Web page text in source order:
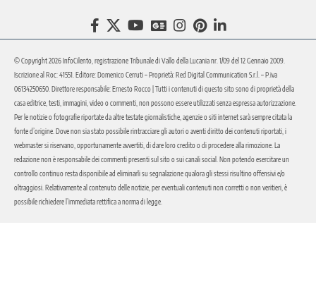
© Copyright 2026 InfoCilento, registrazione Tribunale di Vallo della Lucania nr. 1/09 del 12 Gennaio 2009.
Iscrizione al Roc: 41551. Editore: Domenico Cerruti – Proprietà: Red Digital Communication S.r.l. – P.iva
06134250650. Direttore responsabile: Ernesto Rocco | Tutti i contenuti di questo sito sono di proprietà della
casa editrice, testi, immagini, video o commenti, non possono essere utilizzati senza espressa autorizzazione.
Per le notizie o fotografie riportate da altre testate giornalistiche, agenzie o siti internet sarà sempre citata la
fonte d’origine. Dove non sia stato possibile rintracciare gli autori o aventi diritto dei contenuti riportati, i
webmaster si riservano, opportunamente avvertiti, di dare loro credito o di procedere alla rimozione. La
redazione non è responsabile dei commenti presenti sul sito o sui canali social. Non potendo esercitare un
controllo continuo resta disponibile ad eliminarli su segnalazione qualora gli stessi risultino offensivi e/o
oltraggiosi. Relativamente al contenuto delle notizie, per eventuali contenuti non corretti o non veritieri, è
possibile richiedere l’immediata rettifica a norma di legge.